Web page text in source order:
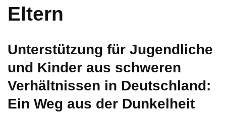
Eltern
Unterstützung für Jugendliche
und Kinder aus schweren
Verhältnissen in Deutschland:
Ein Weg aus der Dunkelheit